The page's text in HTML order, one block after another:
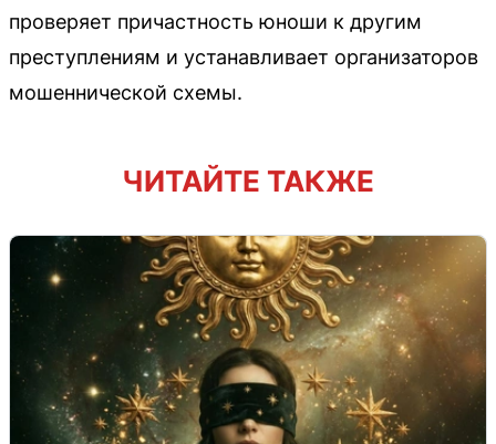
проверяет причастность юноши к другим
преступлениям и устанавливает организаторов
мошеннической схемы.
ЧИТАЙТЕ ТАКЖЕ